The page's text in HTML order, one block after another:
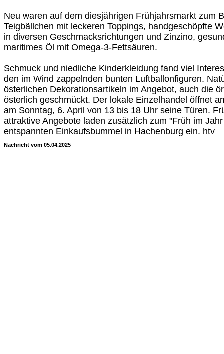
Neu waren auf dem diesjährigen Frühjahrsmarkt zum
Teigbällchen mit leckeren Toppings, handgeschöpfte
in diversen Geschmacksrichtungen und Zinzino,
maritimes Öl mit Omega-3-Fettsäuren.
Schmuck und niedliche Kinderkleidung fand viel
den im Wind zappelnden bunten Luftballonfiguren.
österlichen Dekorationsartikeln im Angebot, auch die
österlich geschmückt. Der lokale Einzelhandel öffnet
am Sonntag, 6. April von 13 bis 18 Uhr seine Türen.
attraktive Angebote laden zusätzlich zum "Früh im
entspannten Einkaufsbummel in Hachenburg ein. htv
Nachricht vom 05.04.2025